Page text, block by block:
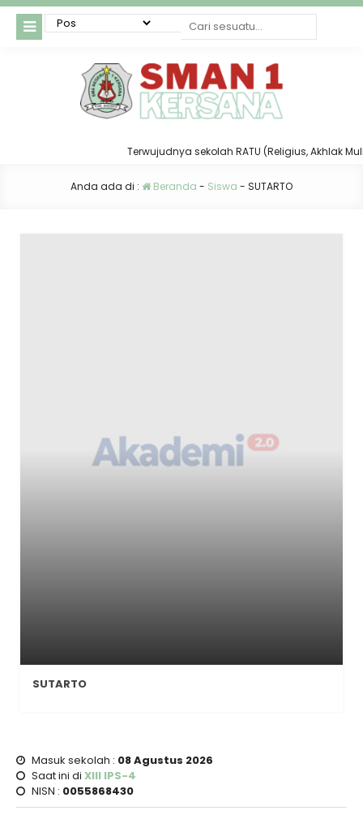
Terwujudnya sekolah RATU (Religius, Akhlak
Anda ada di : Beranda - Siswa - SUTARTO
SUTARTO
Masuk sekolah : 08 Agustus 2026
Saat ini di XIII IPS-4
NISN : 0055868430